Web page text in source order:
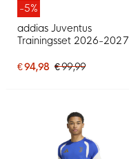
-5%
addias Juventus
Trainingsset 2026-2027
€ 94,98 € 99,99